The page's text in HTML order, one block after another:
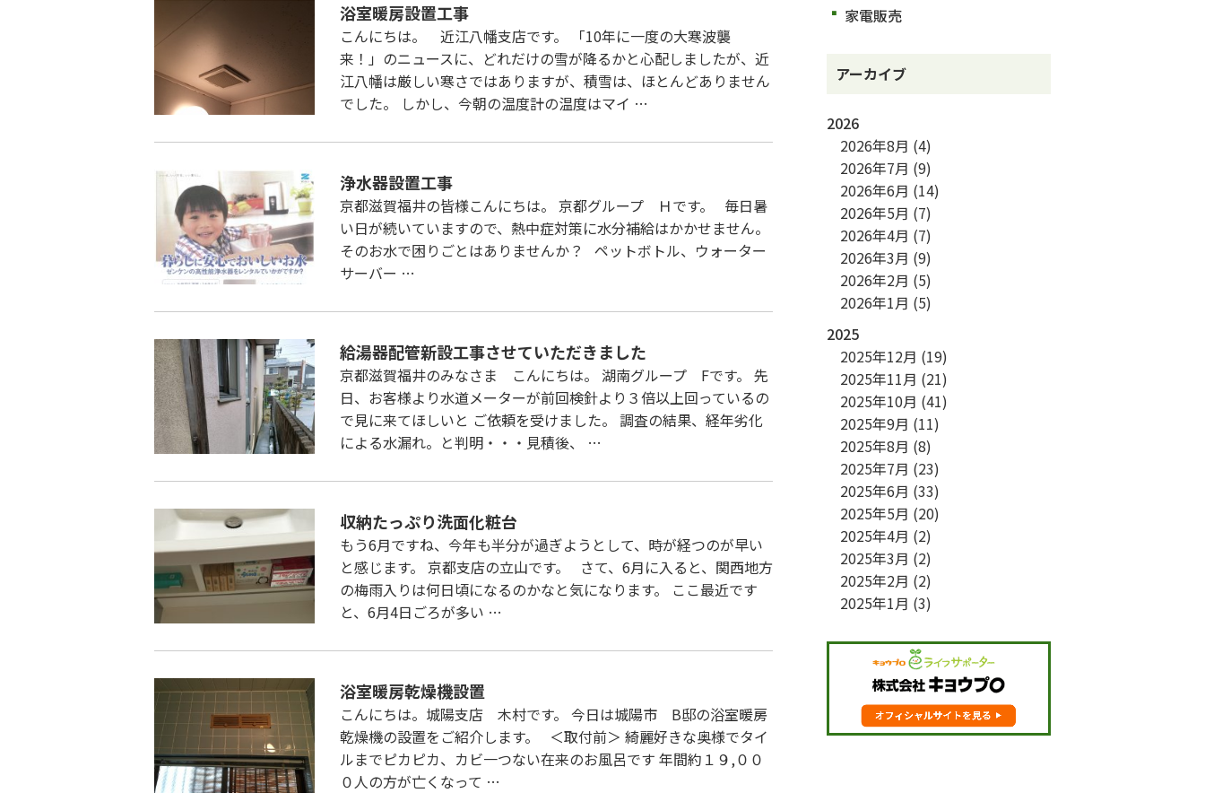
浴室暖房設置工事
こんにちは。 近江八幡支店です。 「10年に一度の大寒波襲
来！」のニュースに、どれだけの雪が降るかと心配しましたが、近
江八幡は厳しい寒さではありますが、積雪は、ほとんどありません
でした。 しかし、今朝の温度計の温度はマイ …
浄水器設置工事
京都滋賀福井の皆様こんにちは。 京都グループ Ｈです。 毎日暑
い日が続いていますので、熱中症対策に水分補給はかかせません。
そのお水で困りごとはありませんか？ ペットボトル、ウォーター
サーバー …
給湯器配管新設工事させていただきました
京都滋賀福井のみなさま こんにちは。 湖南グループ Fです。 先
日、お客様より水道メーターが前回検針より３倍以上回っているの
で見に来てほしいと ご依頼を受けました。 調査の結果、経年劣化
による水漏れ。と判明・・・見積後、 …
収納たっぷり洗面化粧台
もう6月ですね、今年も半分が過ぎようとして、時が経つのが早い
と感じます。 京都支店の立山です。 さて、6月に入ると、関西地方
の梅雨入りは何日頃になるのかなと気になります。 ここ最近です
と、6月4日ごろが多い …
浴室暖房乾燥機設置
こんにちは。城陽支店 木村です。 今日は城陽市 B邸の浴室暖房
乾燥機の設置をご紹介します。 ＜取付前＞ 綺麗好きな奥様でタイ
ルまでピカピカ、カビ一つない在来のお風呂です 年間約１９,００
０人の方が亡くなって …
家電販売
アーカイブ
2026
2026年8月 (4)
2026年7月 (9)
2026年6月 (14)
2026年5月 (7)
2026年4月 (7)
2026年3月 (9)
2026年2月 (5)
2026年1月 (5)
2025
2025年12月 (19)
2025年11月 (21)
2025年10月 (41)
2025年9月 (11)
2025年8月 (8)
2025年7月 (23)
2025年6月 (33)
2025年5月 (20)
2025年4月 (2)
2025年3月 (2)
2025年2月 (2)
2025年1月 (3)